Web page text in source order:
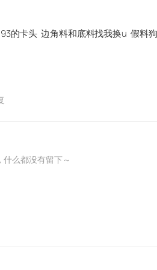
的卡头 边角料和底料找我换u 假料
什么都没有留下～